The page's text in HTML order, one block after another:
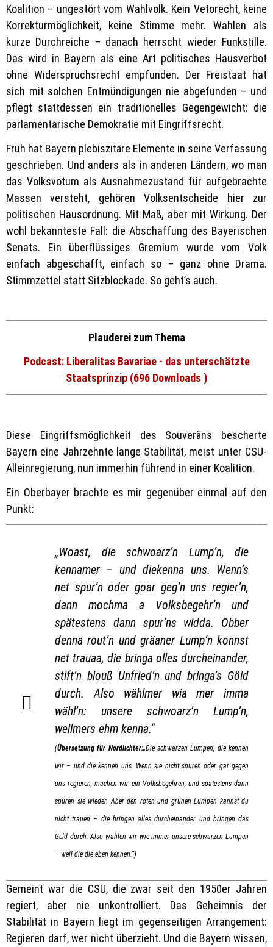
Koalition – ungestört vom Wahlvolk. Kein Vetorecht, keine
Korrekturmöglichkeit, keine Stimme mehr. Wahlen als
kurze Durchreiche – danach herrscht wieder Funkstille.
Das wird in Bayern als eine Art politisches Hausverbot
ohne Widerspruchsrecht empfunden. Der Freistaat hat
sich mit solchen Entmündigungen nie abgefunden – und
pflegt stattdessen ein traditionelles Gegengewicht: die
parlamentarische Demokratie mit Eingriffsrecht.
Früh hat Bayern plebiszitäre Elemente in seine Verfassung
geschrieben. Und anders als in anderen Ländern, wo man
das Volksvotum als Ausnahmezustand für aufgebrachte
Massen versteht, gehören Volksentscheide hier zur
politischen Hausordnung. Mit Maß, aber mit Wirkung. Der
wohl bekannteste Fall: die Abschaffung des Bayerischen
Senats. Ein überflüssiges Gremium wurde vom Volk
einfach abgeschafft, einfach so – ganz ohne Drama.
Stimmzettel statt Sitzblockade. So geht’s auch.
Plauderei zum Thema
Podcast: Liberalitas Bavariae - das unterschätzte
Staatsprinzip (696 Downloads )
Diese Eingriffsmöglichkeit des Souveräns bescherte
Bayern eine Jahrzehnte lange Stabilität, meist unter CSU-
Alleinregierung, nun immerhin führend in einer Koalition.
Ein Oberbayer brachte es mir gegenüber einmal auf den
Punkt:
„Woast, die schwoarz’n Lump’n, die
kennamer – und diekenna uns. Wenn’s
net spur’n oder goar geg’n uns regier’n,
dann mochma a Volksbegehr’n und
spätestens dann spur’ns widda. Obber
denna rout’n und gräaner Lump’n konnst
net trauaa, die bringa olles durcheinander,
stift’n blouß Unfried’n und bringa’s Göid
durch. Also wählmer wia mer imma
wähl’n: unsere schwoarz’n Lump’n,
weilmers ehm kenna.“
(Übersetzung für Nordlichter:„Die schwarzen Lumpen, die kennen
wir – und die kennen uns. Wenn sie nicht spuren oder gar gegen
uns regieren, machen wir ein Volksbegehren, und spätestens dann
spuren sie wieder. Aber den roten und grünen Lumpen kannst du
nicht trauen – die bringen alles durcheinander und bringen das
Geld durch. Also wählen wir wie immer unsere schwarzen Lumpen
– weil die die eben kennen.“)
Gemeint war die CSU, die zwar seit den 1950er Jahren
regiert, aber nie unkontrolliert. Das Geheimnis der
Stabilität in Bayern liegt im gegenseitigen Arrangement:
Regieren darf, wer nicht überzieht. Und die Bayern wissen,